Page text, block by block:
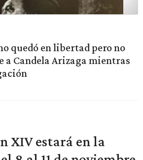
quedó en libertad pero no
a Candela Arizaga mientras
XIV estará en la